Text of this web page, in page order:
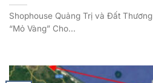
Shophouse Quảng Trị và Đất
“Mỏ Vàng” Cho...